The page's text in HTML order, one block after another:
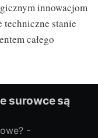
innowacjom
techniczne stanie
całego
surowce są
-